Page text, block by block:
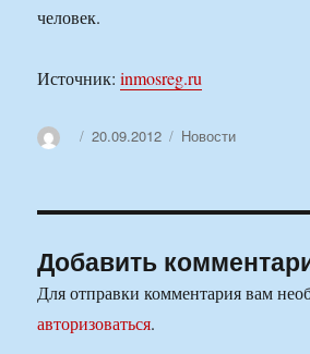
человек.
Источник:inmosreg.ru
АвторОпубликовано
20.09.2012 Рубрики
Новости
Добавить
Для отправки комментария вам
авторизоваться.